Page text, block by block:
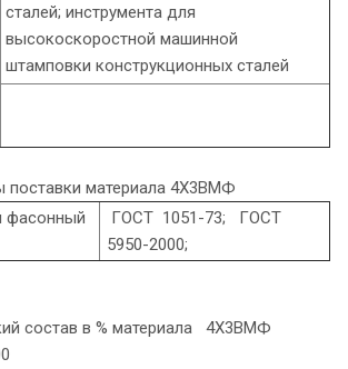
сталей; инструмента для
высокоскоростной машинной
штамповки конструкционных сталей
поставки материала 4Х3ВМФ
фасонный
ГОСТ 1051-73; ГОСТ
5950-2000;
состав в % материала 4Х3ВМФ